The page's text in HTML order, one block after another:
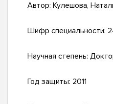
Автор: Кулешова,
Шифр специальности:
Научная степень:
Год защиты: 2011